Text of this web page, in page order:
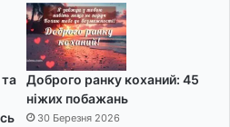
Доброго ранку коханий: 45
ніжих побажань
30 Березня 2026